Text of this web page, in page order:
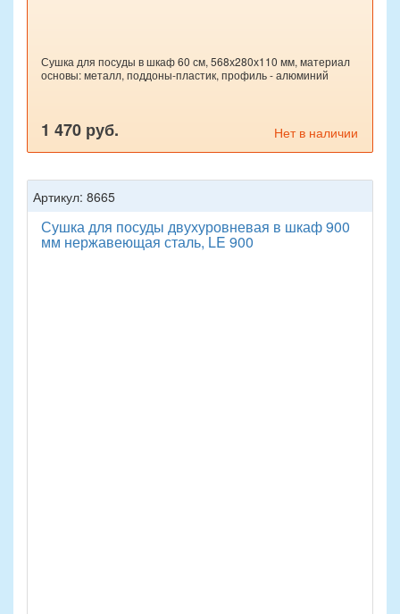
Сушка для посуды в шкаф 60 см, 568х280х110 мм, материал
основы: металл, поддоны-пластик, профиль - алюминий
1 470 руб. Нет в наличии
Артикул: 8665
Сушка для посуды двухуровневая в шкаф 900
мм нержавеющая сталь, LE 900